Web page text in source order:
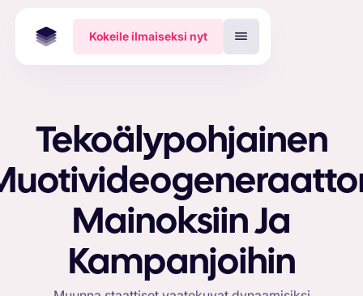
Kokeile ilmaiseksi nyt
Tekoälypohjainen
Mainoksiin Ja
Kampanjoihin